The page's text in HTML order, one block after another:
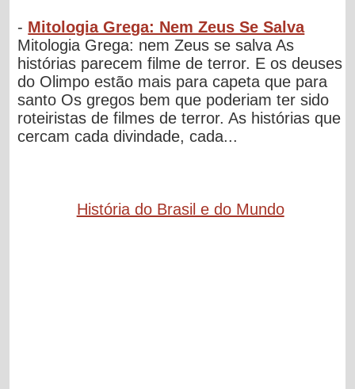
- Mitologia Grega: Nem Zeus Se Salva
Mitologia Grega: nem Zeus se salva As
histórias parecem filme de terror. E os deuses
do Olimpo estão mais para capeta que para
santo Os gregos bem que poderiam ter sido
roteiristas de filmes de terror. As histórias que
cercam cada divindade, cada...
História do Brasil e do Mundo